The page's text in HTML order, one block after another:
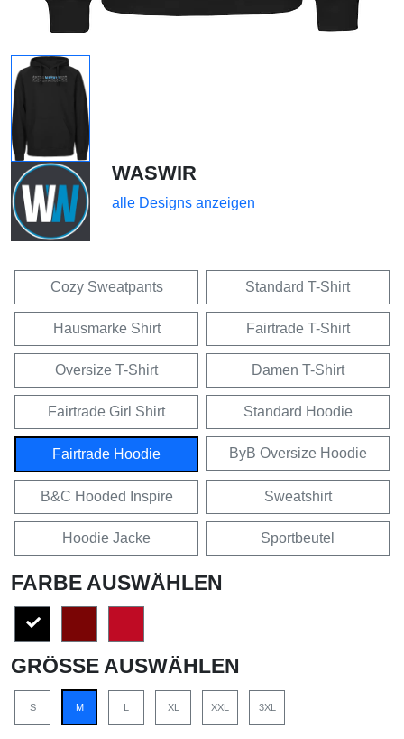
WASWIR
alle Designs anzeigen
Cozy Sweatpants Standard T-Shirt
Hausmarke Shirt Fairtrade T-Shirt
Oversize T-Shirt Damen T-Shirt
Fairtrade Girl Shirt Standard Hoodie
Fairtrade Hoodie ByB Oversize Hoodie
B&C Hooded Inspire Sweatshirt
Hoodie Jacke Sportbeutel
FARBE AUSWÄHLEN
GRÖSSE AUSWÄHLEN
S M L XL XXL 3XL